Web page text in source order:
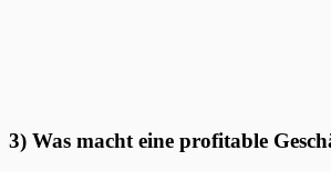
3) Was macht eine profitable